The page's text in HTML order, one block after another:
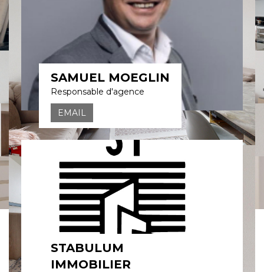
SAMUEL MOEGLIN
Responsable d'agence
EMAIL
STABULUM
IMMOBILIER